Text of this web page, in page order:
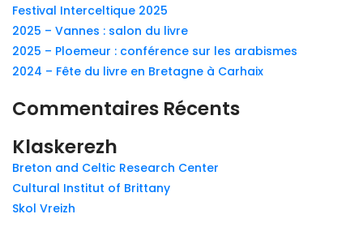
Festival Interceltique 2025
2025 – Vannes : salon du livre
2025 – Ploemeur : conférence sur les arabismes
2024 – Fête du livre en Bretagne à Carhaix
Commentaires Récents
Klaskerezh
Breton and Celtic Research Center
Cultural Institut of Brittany
Skol Vreizh